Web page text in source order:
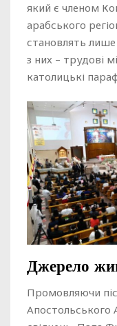
який є членом
арабського
становлять лише
з них – трудові
католицькі
Джерело
Промовляючи
Апостольського